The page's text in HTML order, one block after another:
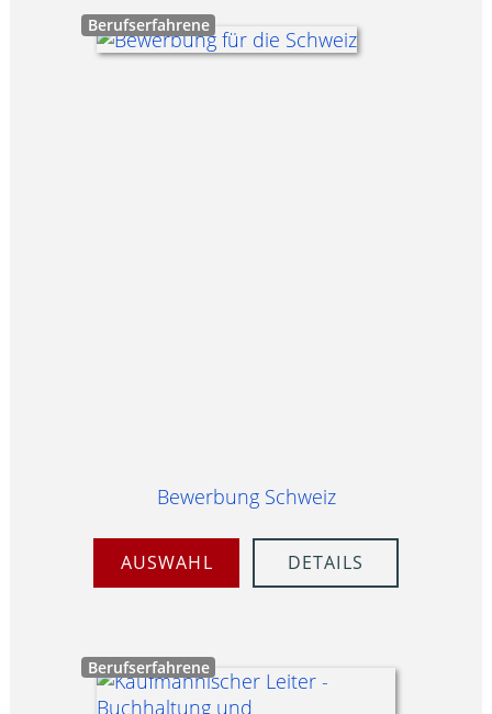
Berufserfahrene
Bewerbung Schweiz
AUSWAHL DETAILS
Berufserfahrene